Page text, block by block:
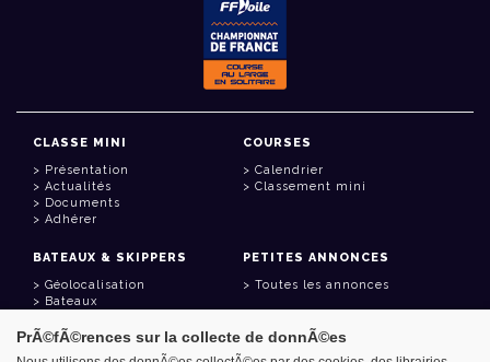
CLASSE MINI
Présentation
Actualités
Documents
Adhérer
COURSES
Calendrier
Classement mini
BATEAUX & SKIPPERS
Géolocalisation
Bateaux
PETITES ANNONCES
Toutes les annonces
LIENS UTILES
PrÃ©fÃ©rences sur la collecte de donnÃ©es